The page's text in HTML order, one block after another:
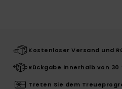
Kostenloser Versand und
Rückgabe innerhalb von 30
Treten Sie dem